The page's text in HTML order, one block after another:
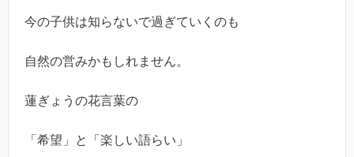
今の子供は知らないで過ぎていくのも
自然の営みかもしれません。
蓮ぎょうの花言葉の
「希望」と「楽しい語らい」